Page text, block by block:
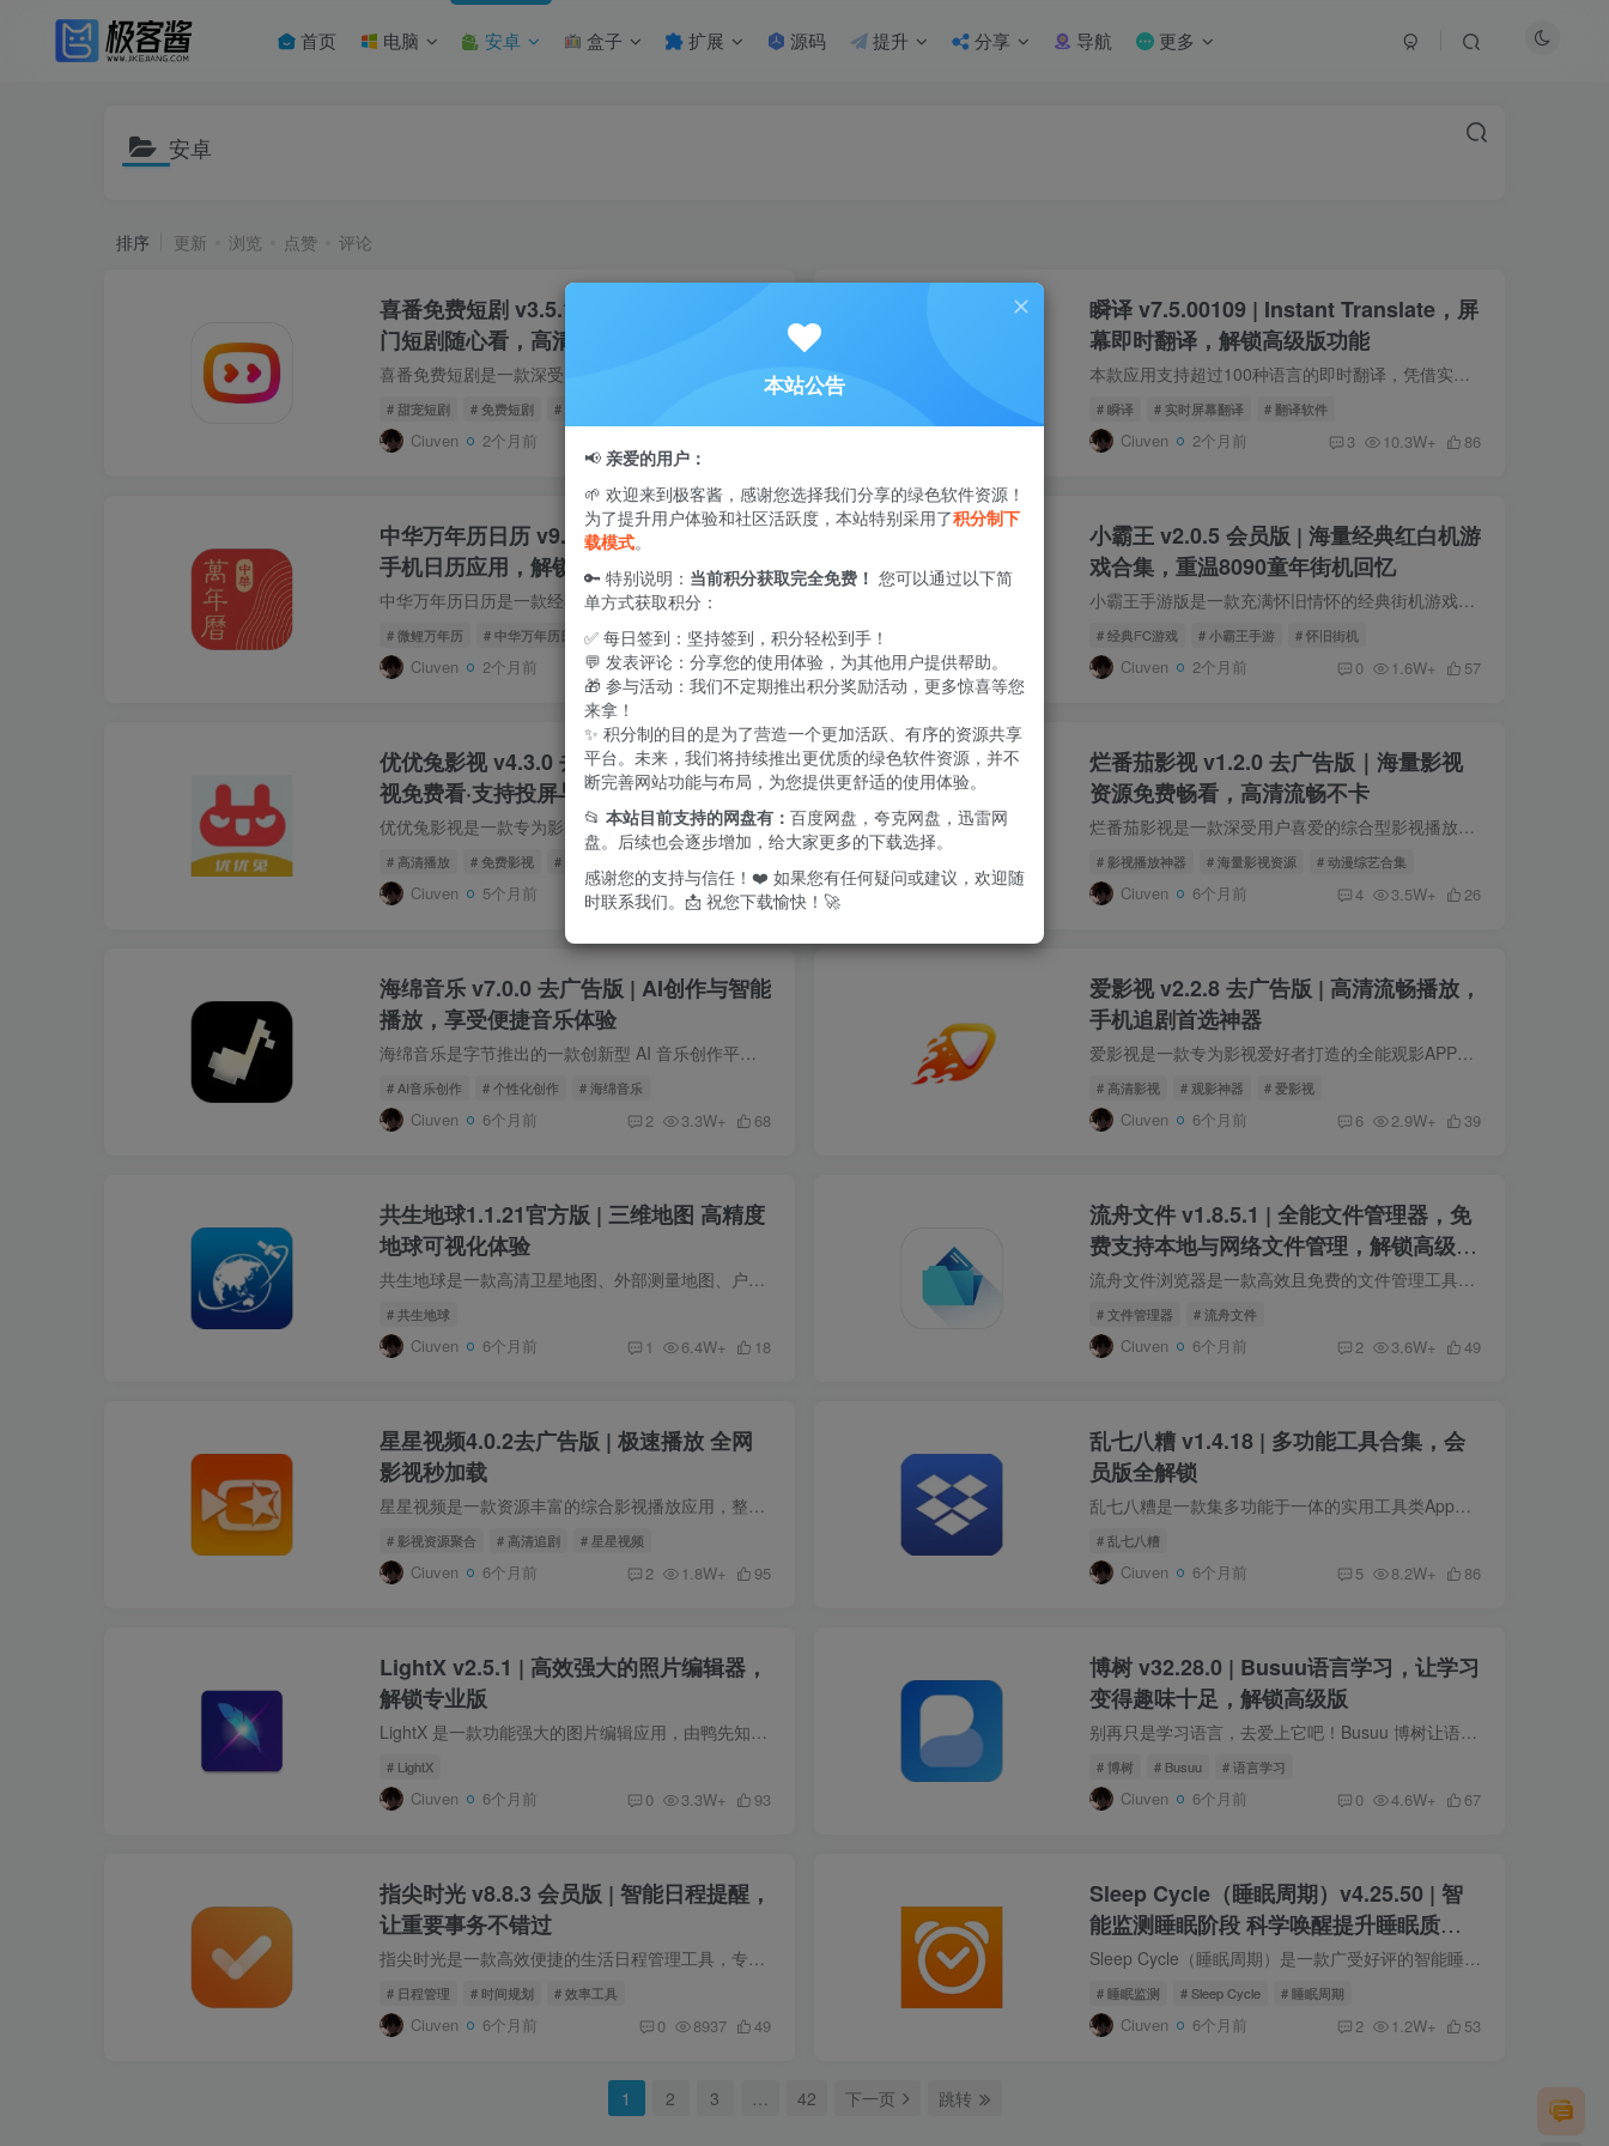
首页 电脑 安卓 盒子 扩展 源码 提升 分享 导航 更多
安卓
排序 更新 浏览 点赞 评论
喜番免费短剧 v3.5.1.2 去广告版 | 海量热
门短剧随心看，高清流畅无广告追剧体验
# 甜宠短剧 # 免费短剧 # 热门短剧
Ciuven 2个月前
瞬译 v7.5.00109 | Instant Translate，屏
幕即时翻译，解锁高级版功能
本款应用支持超过100种语言的即时翻译，凭借实时屏幕翻译功能，用户可以快速翻译朋友的聊天记录、外文博文和网站内容，成为社交媒体应用的理想选择。 其创新之处在于，用户无需依赖多种翻译软件...
# 瞬译 # 实时屏幕翻译 # 翻译软件
Ciuven 2个月前 3 10.3W+ 86
中华万年历日历 v9.8.3 | 功能丰富的经典
手机日历应用，解锁去广告会员版
# 微鲤万年历 # 中华万年历日历
Ciuven 2个月前 3 11.5W+ 42
小霸王 v2.0.5 会员版 | 海量经典红白机游
戏合集，重温8090童年街机回忆
小霸王手游版是一款充满怀旧情怀的经典街机游戏平台，完美还原了8090后童年时期熟悉的红白机游戏体验。平台内汇聚了大量经典FC游戏资源，包括格斗、动作、射击、冒险等多种类型，像《超级玛丽》...
# 经典FC游戏 # 小霸王手游 # 怀旧街机
Ciuven 2个月前 0 1.6W+ 57
优优兔影视 v4.3.0 去广告版 | 海量高清影
视免费看·支持投屏与离线缓存
优优兔影视是一款专为影视爱好者打造的手机视频播放应用，主打免费观看与丰富内容体验。软件内汇集了大量影视资源，覆盖电影、电视剧、综艺节目、动漫、纪录片及短剧等多种类型，能够满足不同用...
# 高清播放 # 免费影视 # 离线缓存
Ciuven 5个月前 5 3.2W+ 77
烂番茄影视 v1.2.0 去广告版｜海量影视
资源免费畅看，高清流畅不卡
烂番茄影视是一款深受用户喜爱的综合型影视播放应用，平台汇集了海量优质视频资源，内容覆盖电影、电视剧、动漫、综艺节目、短剧以及纪录片等多个类别。通过清晰的分类与持续更新机制，用户可以...
# 影视播放神器 # 海量影视资源 # 动漫综艺合集
Ciuven 6个月前 4 3.5W+ 26
海绵音乐 v7.0.0 去广告版 | AI创作与智能
播放，享受便捷音乐体验
海绵音乐是字节推出的一款创新型 AI 音乐创作平台，通过输入一句灵感或歌词，AI 模型能够智能理解用户创意，并快速生成原创音乐作品。平台提供多种自定义功能，让用户轻松调整风格与节奏，实现...
# AI音乐创作 # 个性化创作 # 海绵音乐
Ciuven 6个月前 2 3.3W+ 68
爱影视 v2.2.8 去广告版 | 高清流畅播放，
手机追剧首选神器
爱影视是一款专为影视爱好者打造的全能观影APP，带你轻松畅游全球影视世界。不论是最新热映大片，还是经典口碑佳作，平台均可高清播放，画质清晰细腻，支持横屏沉浸式体验，为你带来影院级的视...
# 高清影视 # 观影神器 # 爱影视
Ciuven 6个月前 6 2.9W+ 39
共生地球1.1.21官方版 | 三维地图 高精度
地球可视化体验
共生地球是一款高清卫星地图、外部测量地图、户外钓鱼地图、专业3d世界地图软件，类似于谷歌地球。使用方便的卫星地图工具，功能类似谷歌地球，但提供了许多实用功能，除了日常导航和地图查询，...
# 共生地球
Ciuven 6个月前 1 6.4W+ 18
流舟文件 v1.8.5.1 | 全能文件管理器，免
费支持本地与网络文件管理，解锁高级功
能
流舟文件浏览器是一款高效且免费的文件管理工具，支持本地与网络文件轻松管理，能快速优化手机空间。其存储与文件分析功能有助于清理不必要的文件，释放存储空间。流舟文件浏览器提供了多选、剪...
# 文件管理器 # 流舟文件
Ciuven 6个月前 2 3.6W+ 49
星星视频4.0.2去广告版 | 极速播放 全网
影视秒加载
星星视频是一款资源丰富的综合影视播放应用，整合了院线大片、热播电视剧以及日韩、欧美、日漫、综艺、动漫等多类型内容。平台紧跟影视更新节奏，热门剧集同步上线，追剧无需等待。每日持续上新...
# 影视资源聚合 # 高清追剧 # 星星视频
Ciuven 6个月前 2 1.8W+ 95
乱七八糟 v1.4.18 | 多功能工具合集，会
员版全解锁
乱七八糟是一款集多功能于一体的实用工具类App，内含丰富的生活必备工具，如量角器、手电筒、指南针、放大镜和水平仪等，轻松应对日常所需。此外，它还提供裁剪、涂鸦、滤镜等强大的图像处理工...
# 乱七八糟
Ciuven 6个月前 5 8.2W+ 86
LightX v2.5.1 | 高效强大的照片编辑器，
解锁专业版
LightX 是一款功能强大的图片编辑应用，由鸭先知特别推荐。它具备背景去除、多重曝光、专业编辑工具以及丰富的滤镜选项，极大地简化了照片编辑的流程。用户可以快速实现智能抠图、自拍美化、创...
# LightX
Ciuven 6个月前 0 3.3W+ 93
博树 v32.28.0 | Busuu语言学习，让学习
变得趣味十足，解锁高级版
别再只是学习语言，去爱上它吧！Busuu 博树让语言学习变得轻松有趣，远胜其他工具。根据纽约城市大学的一项研究，使用 Busuu 学习仅需 22.5 小时，效果便能媲美大学一个学期的语言课程。现在，...
# 博树 # Busuu # 语言学习
Ciuven 6个月前 0 4.6W+ 67
指尖时光 v8.8.3 会员版 | 智能日程提醒，
让重要事务不错过
指尖时光是一款高效便捷的生活日程管理工具，专为需要合理规划时间的用户打造。软件操作简洁，功能丰富，支持一键创建日程、任务提醒和事件记录，帮助用户随时随地掌握每日安排。无论是学习、工...
# 日程管理 # 时间规划 # 效率工具
Ciuven 6个月前 0 8937 49
Sleep Cycle（睡眠周期）v4.25.50 | 智
能监测睡眠阶段 科学唤醒提升睡眠质量
高级版
Sleep Cycle（睡眠周期）是一款广受好评的智能睡眠管理应用，集睡眠监测、数据分析与智能闹钟于一体。软件可通过手机内置传感器精准记录用户在睡眠中的翻身、移动等状态，智能判断所处的睡眠阶...
# 睡眠监测 # Sleep Cycle # 睡眠周期
Ciuven 6个月前 2 1.2W+ 53
1 2 3 … 42 下一页 跳转
本站公告
📢 亲爱的用户：
🌱 欢迎来到极客酱，感谢您选择我们分享的绿色软件资源！
为了提升用户体验和社区活跃度，本站特别采用了积分制下
载模式。
🔑 特别说明： 当前积分获取完全免费！ 您可以通过以下简
单方式获取积分：
✅ 每日签到：坚持签到，积分轻松到手！
💬 发表评论：分享您的使用体验，为其他用户提供帮助。
🎁 参与活动：我们不定期推出积分奖励活动，更多惊喜等您
来拿！
✨ 积分制的目的是为了营造一个更加活跃、有序的资源共享
平台。未来，我们将持续推出更优质的绿色软件资源，并不
断完善网站功能与布局，为您提供更舒适的使用体验。
📂 本站目前支持的网盘有： 百度网盘，夸克网盘，迅雷网
盘。后续也会逐步增加，给大家更多的下载选择。
感谢您的支持与信任！❤️ 如果您有任何疑问或建议，欢迎随
时联系我们。📩 祝您下载愉快！🚀